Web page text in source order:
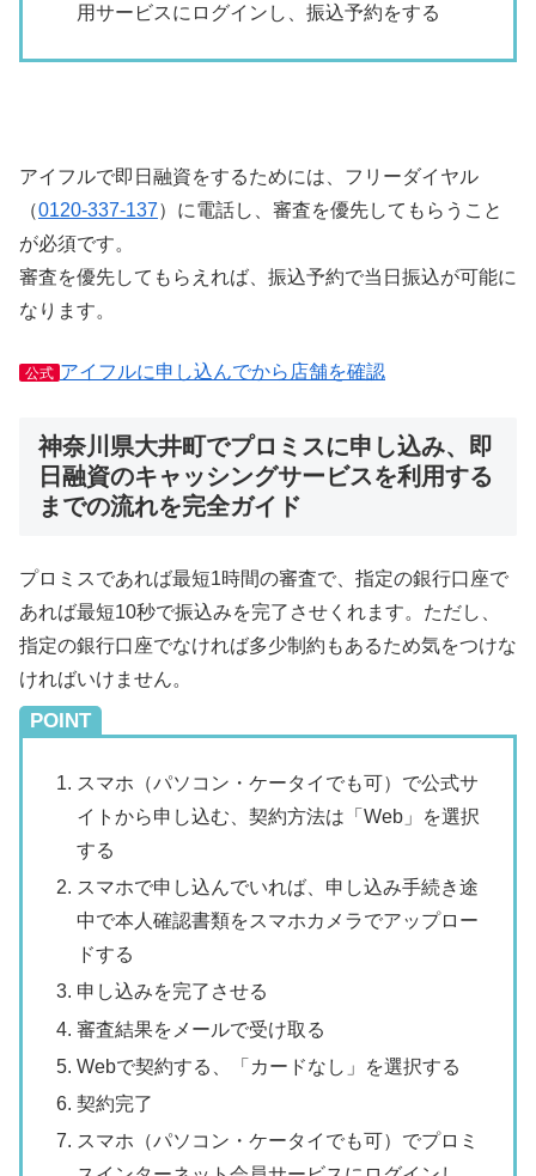
用サービスにログインし、振込予約をする
アイフルで即日融資をするためには、フリーダイヤル
（0120-337-137）に電話し、審査を優先してもらうこと
が必須です。
審査を優先してもらえれば、振込予約で当日振込が可能に
なります。
公式 アイフルに申し込んでから店舗を確認
神奈川県大井町でプロミスに申し込み、即
日融資のキャッシングサービスを利用する
までの流れを完全ガイド
プロミスであれば最短1時間の審査で、指定の銀行口座で
あれば最短10秒で振込みを完了させくれます。ただし、
指定の銀行口座でなければ多少制約もあるため気をつけな
ければいけません。
POINT
スマホ（パソコン・ケータイでも可）で公式サ
イトから申し込む、契約方法は「Web」を選択
する
スマホで申し込んでいれば、申し込み手続き途
中で本人確認書類をスマホカメラでアップロー
ドする
申し込みを完了させる
審査結果をメールで受け取る
Webで契約する、「カードなし」を選択する
契約完了
スマホ（パソコン・ケータイでも可）でプロミ